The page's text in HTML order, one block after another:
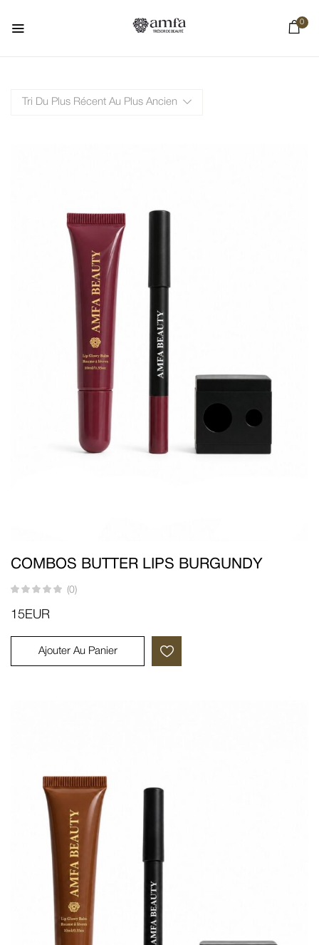
0
Tri Du Plus Récent Au Plus Ancien
COMBOS BUTTER LIPS BURGUNDY
(0)
15EUR
Ajouter Au Panier